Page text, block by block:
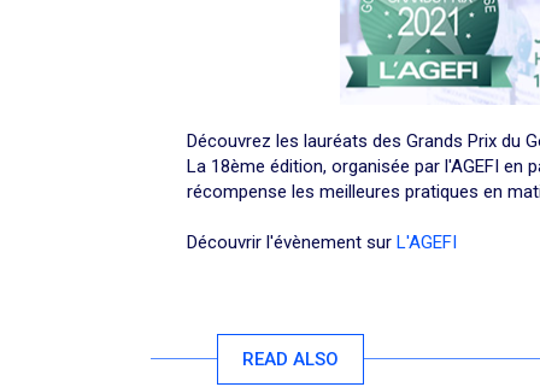
Découvrez les lauréats des Grands Prix du
La 18ème édition, organisée par l'AGEFI en
récompense les meilleures pratiques en
Découvrir l'évènement sur L'AGEFI
READ ALSO